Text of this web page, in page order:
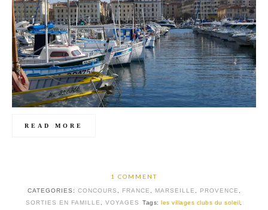
READ MORE
1 COMMENT
CATEGORIES: CONCOURS FRANCE MARSEILLE PROVENCE
SORTIES EN FAMILLE
,VOYAGES Tags:les villages clubs du soleil